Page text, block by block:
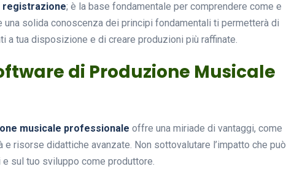
registrazione; è la base fondamentale per comprendere come e
una solida conoscenza dei principi fondamentali ti permetterà di
a tua disposizione e di creare produzioni più raffinate.
di Produzione Musicale
musicale professionale offre una miriade di vantaggi, come
e risorse didattiche avanzate. Non sottovalutare l’impatto che può
sul tuo sviluppo come produttore.